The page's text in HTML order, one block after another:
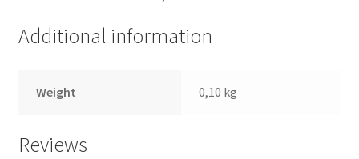
Additional information
Weight 0,10 kg
Reviews